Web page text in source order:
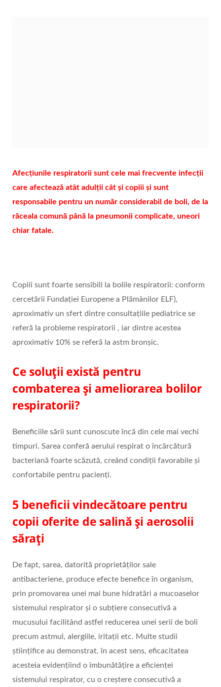
Afecțiunile respiratorii sunt cele mai frecvente infecții
care afectează atât adulții cât și copiii și sunt
responsabile pentru un număr considerabil de boli, de la
răceala comună până la pneumonii complicate, uneori
chiar fatale.
Copiii sunt foarte sensibili la bolile respiratorii: conform
cercetării Fundației Europene a Plămânilor ELF),
aproximativ un sfert dintre consultațiile pediatrice se
referă la probleme respiratorii , iar dintre acestea
aproximativ 10% se referă la astm bronșic.
Ce soluții există pentru
combaterea și ameliorarea bolilor
respiratorii?
Beneficiile sării sunt cunoscute încă din cele mai vechi
timpuri. Sarea conferă aerului respirat o încărcătură
bacteriană foarte scăzută, creând condiții favorabile și
confortabile pentru pacienți.
5 beneficii vindecătoare pentru
copii oferite de salină și aerosolii
sărați
De fapt, sarea, datorită proprietăților sale
antibacteriene, produce efecte benefice în organism,
prin promovarea unei mai bune hidratări a mucoaselor
sistemului respirator și o subțiere consecutivă a
mucusului facilitând astfel reducerea unei serii de boli
precum astmul, alergiile, iritații etc. Multe studii
științifice au demonstrat, în acest sens, eficacitatea
acesteia evidențiind o îmbunătățire a eficienței
sistemului respirator, cu o creștere consecutivă a